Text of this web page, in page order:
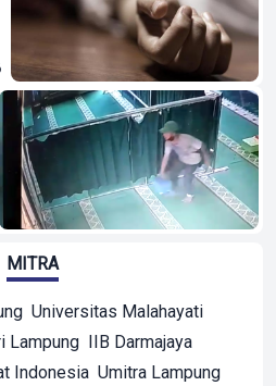
MITRA
Universitas Malahayati
Lampung IIB Darmajaya
Indonesia Umitra Lampung